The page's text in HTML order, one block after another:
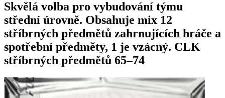
Skvělá volba pro vybudování týmu
střední úrovně. Obsahuje mix 12
stříbrných předmětů zahrnujících hráče a
spotřební předměty, 1 je vzácný. CLK
stříbrných předmětů 65–74